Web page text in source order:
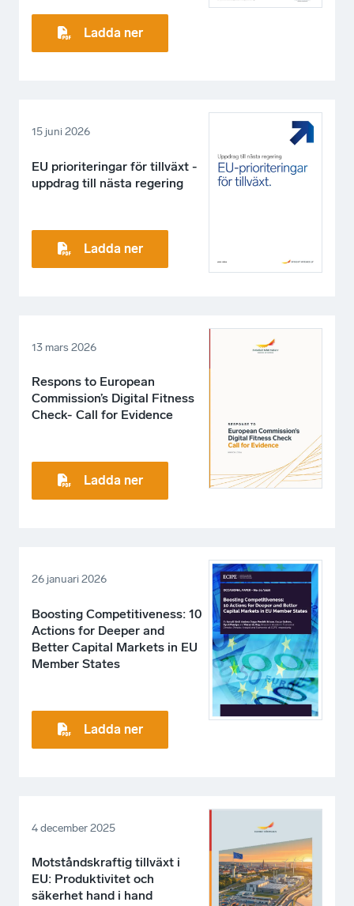
Ladda ner
15 juni 2026
EU prioriteringar för tillväxt -
uppdrag till nästa regering
Ladda ner
13 mars 2026
Respons to European
Commission’s Digital Fitness
Check- Call for Evidence
Ladda ner
26 januari 2026
Boosting Competitiveness: 10
Actions for Deeper and
Better Capital Markets in EU
Member States
Ladda ner
4 december 2025
Motståndskraftig tillväxt i
EU: Produktivitet och
säkerhet hand i hand